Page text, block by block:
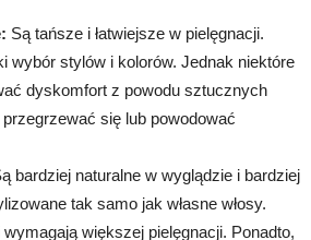
Są tańsze i łatwiejsze w pielęgnacji.
wybór stylów i kolorów. Jednak niektóre
dyskomfort z powodu sztucznych
przegrzewać się lub powodować
bardziej naturalne w wyglądzie i bardziej
tak samo jak własne włosy.
większej pielęgnacji. Ponadto,